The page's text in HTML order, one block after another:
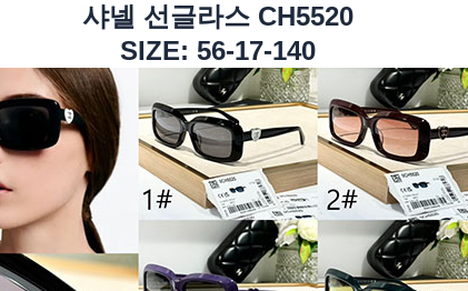
샤넬 선글라스 CH5520
SIZE: 56-17-140